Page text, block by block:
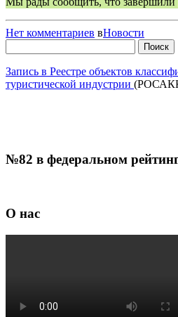
Нет комментариев вНовости
Запись в Реестре объектов
туристической индустрии
№82 в федеральном
О нас